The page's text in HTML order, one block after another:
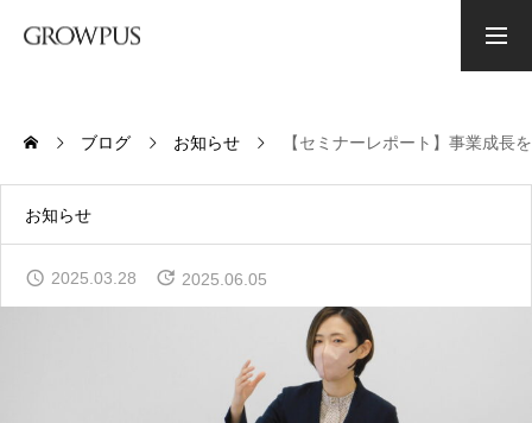
グロウプスの経営理念
CONSULTING
ブログ お知らせ 【セミナーレポート】事業成長
お知らせ
2025.03.28 2025.06.05